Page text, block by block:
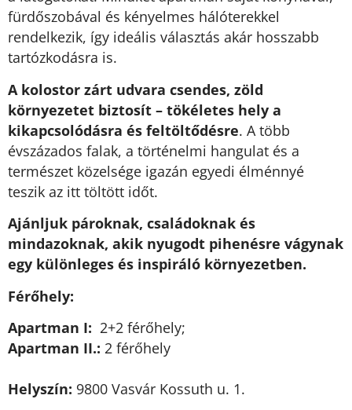
fürdőszobával és kényelmes hálóterekkel
rendelkezik, így ideális választás akár hosszabb
tartózkodásra is.
A kolostor zárt udvara csendes, zöld
környezetet biztosít – tökéletes hely a
kikapcsolódásra és feltöltődésre. A több
évszázados falak, a történelmi hangulat és a
természet közelsége igazán egyedi élménnyé
teszik az itt töltött időt.
Ajánljuk pároknak, családoknak és
mindazoknak, akik nyugodt pihenésre vágynak
egy különleges és inspiráló környezetben.
Férőhely:
Apartman I: 2+2 férőhely;
Apartman II.: 2 férőhely
Helyszín: 9800 Vasvár Kossuth u. 1.